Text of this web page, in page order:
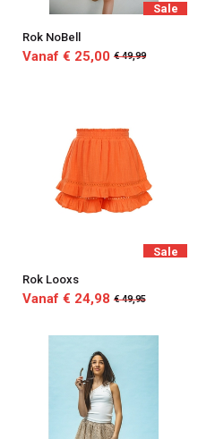
Sale
Rok NoBell
Vanaf € 25,00 € 49,99
Sale
Rok Looxs
Vanaf € 24,98 € 49,95